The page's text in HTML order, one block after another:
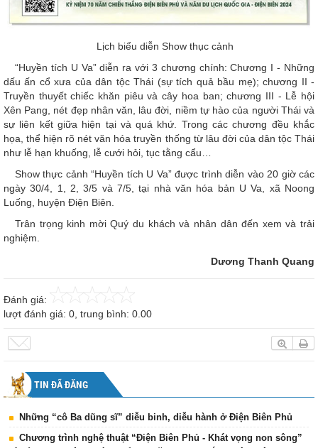
Lịch biểu diễn Show thục cảnh
“Huyền tích U Va” diễn ra với 3 chương chính: Chương I - Những
dấu ấn cổ xưa của dân tộc Thái (sự tích quả bầu mẹ); chương II -
Truyền thuyết chiếc khăn piêu và cây hoa ban; chương III - Lễ hội
Xên Pang, nét đẹp nhân văn, lâu đời, niềm tự hào của người Thái và
sự liên kết giữa hiện tại và quá khứ. Trong các chương đều khắc
họa, thể hiện rõ nét văn hóa truyền thống từ lâu đời của dân tộc Thái
như lễ hạn khuống, lễ cưới hỏi, tục tằng cẩu…
Show thực cảnh “Huyền tích U Va” được trình diễn vào 20 giờ các
ngày 30/4, 1, 2, 3/5 và 7/5, tại nhà văn hóa bản U Va, xã Noong
Luống, huyện Điện Biên.
Trân trọng kinh mời Quý du khách và nhân dân đến xem và trải
nghiệm.
Dương Thanh Quang
Đánh giá:
lượt đánh giá: 0, trung bình: 0.00
TIN ĐÃ ĐĂNG
Những “cô Ba dũng sĩ” diễu binh, diễu hành ở Điện Biên Phủ
Chương trình nghệ thuật “Điện Biên Phủ - Khát vọng non sông”